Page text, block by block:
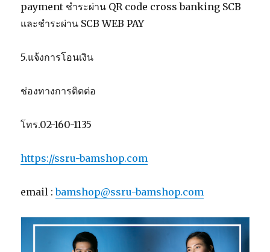
payment ชำระผ่าน QR code cross banking SCB
และชำระผ่าน SCB WEB PAY
5.แจ้งการโอนเงิน
ช่องทางการติดต่อ
โทร.02-160-1135
https://ssru-bamshop.com
email :bamshop@ssru-bamshop.com